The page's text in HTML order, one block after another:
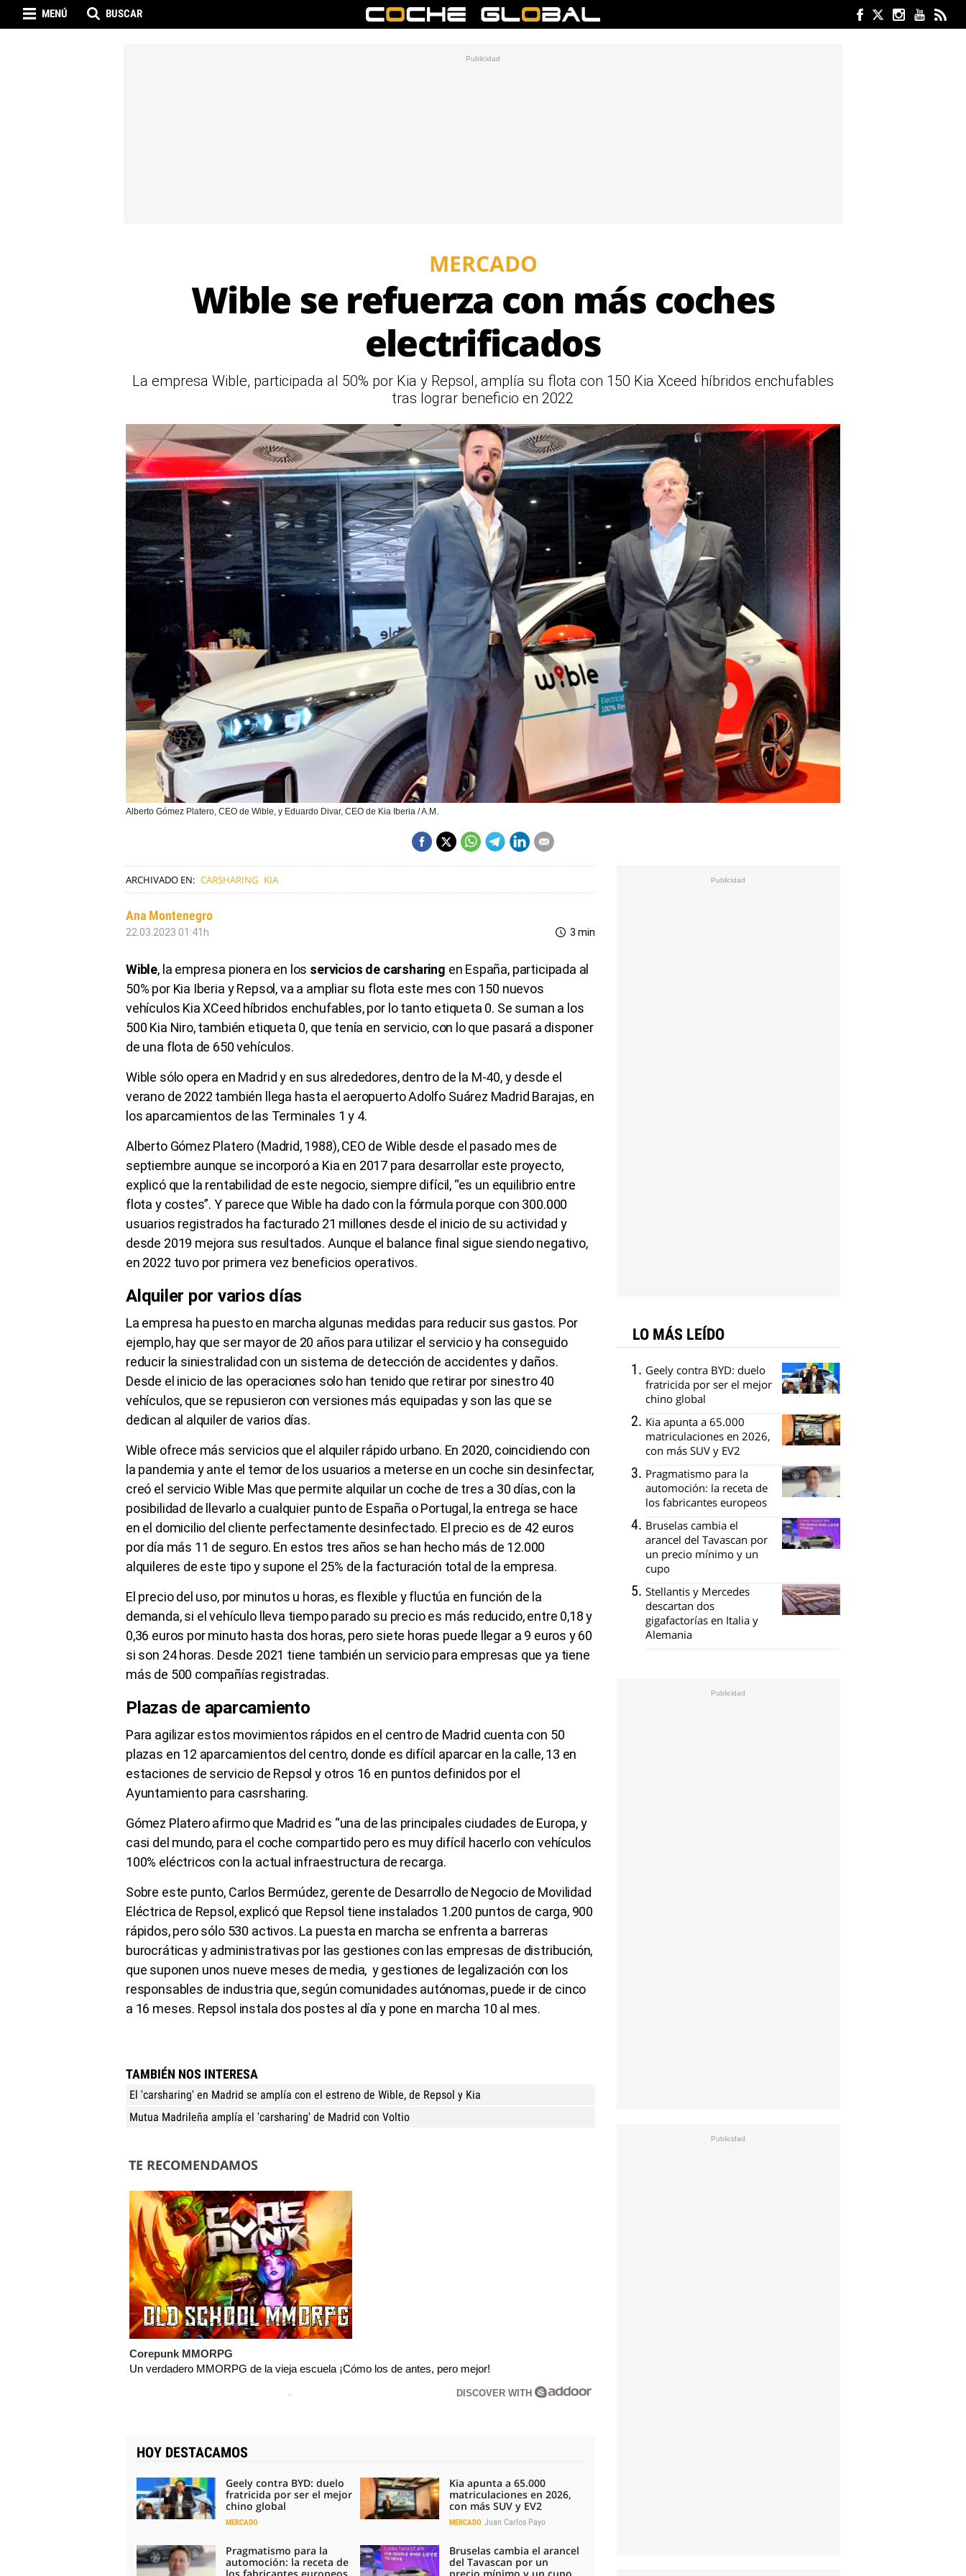
MENÚ BUSCAR
MERCADO
Wible se refuerza con más coches
electrificados
La empresa Wible, participada al 50% por Kia y Repsol, amplía su flota con 150 Kia Xceed híbridos enchufables
tras lograr beneficio en 2022
Alberto Gómez Platero, CEO de Wible, y Eduardo Divar, CEO de Kia Iberia / A.M.
ARCHIVADO EN: CARSHARING KIA
Ana Montenegro
22.03.2023 01:41h 3 min
Wible, la empresa pionera en los servicios de carsharing en España, participada al
50% por Kia Iberia y Repsol, va a ampliar su flota este mes con 150 nuevos
vehículos Kia XCeed híbridos enchufables, por lo tanto etiqueta 0. Se suman a los
500 Kia Niro, también etiqueta 0, que tenía en servicio, con lo que pasará a disponer
de una flota de 650 vehículos.
Wible sólo opera en Madrid y en sus alrededores, dentro de la M-40, y desde el
verano de 2022 también llega hasta el aeropuerto Adolfo Suárez Madrid Barajas, en
los aparcamientos de las Terminales 1 y 4.
Alberto Gómez Platero (Madrid, 1988), CEO de Wible desde el pasado mes de
septiembre aunque se incorporó a Kia en 2017 para desarrollar este proyecto,
explicó que la rentabilidad de este negocio, siempre difícil, “es un equilibrio entre
flota y costes”. Y parece que Wible ha dado con la fórmula porque con 300.000
usuarios registrados ha facturado 21 millones desde el inicio de su actividad y
desde 2019 mejora sus resultados. Aunque el balance final sigue siendo negativo,
en 2022 tuvo por primera vez beneficios operativos.
Alquiler por varios días
La empresa ha puesto en marcha algunas medidas para reducir sus gastos. Por
ejemplo, hay que ser mayor de 20 años para utilizar el servicio y ha conseguido
reducir la siniestralidad con un sistema de detección de accidentes y daños.
Desde el inicio de las operaciones solo han tenido que retirar por sinestro 40
vehículos, que se repusieron con versiones más equipadas y son las que se
dedican al alquiler de varios días.
Wible ofrece más servicios que el alquiler rápido urbano. En 2020, coincidiendo con
la pandemia y ante el temor de los usuarios a meterse en un coche sin desinfectar,
creó el servicio Wible Mas que permite alquilar un coche de tres a 30 días, con la
posibilidad de llevarlo a cualquier punto de España o Portugal, la entrega se hace
en el domicilio del cliente perfectamente desinfectado. El precio es de 42 euros
por día más 11 de seguro. En estos tres años se han hecho más de 12.000
alquileres de este tipo y supone el 25% de la facturación total de la empresa.
El precio del uso, por minutos u horas, es flexible y fluctúa en función de la
demanda, si el vehículo lleva tiempo parado su precio es más reducido, entre 0,18 y
0,36 euros por minuto hasta dos horas, pero siete horas puede llegar a 9 euros y 60
si son 24 horas. Desde 2021 tiene también un servicio para empresas que ya tiene
más de 500 compañías registradas.
Plazas de aparcamiento
Para agilizar estos movimientos rápidos en el centro de Madrid cuenta con 50
plazas en 12 aparcamientos del centro, donde es difícil aparcar en la calle, 13 en
estaciones de servicio de Repsol y otros 16 en puntos definidos por el
Ayuntamiento para casrsharing.
Gómez Platero afirmo que Madrid es “una de las principales ciudades de Europa, y
casi del mundo, para el coche compartido pero es muy difícil hacerlo con vehículos
100% eléctricos con la actual infraestructura de recarga.
Sobre este punto, Carlos Bermúdez, gerente de Desarrollo de Negocio de Movilidad
Eléctrica de Repsol, explicó que Repsol tiene instalados 1.200 puntos de carga, 900
rápidos, pero sólo 530 activos. La puesta en marcha se enfrenta a barreras
burocráticas y administrativas por las gestiones con las empresas de distribución,
que suponen unos nueve meses de media, y gestiones de legalización con los
responsables de industria que, según comunidades autónomas, puede ir de cinco
a 16 meses. Repsol instala dos postes al día y pone en marcha 10 al mes.
TAMBIÉN NOS INTERESA
El 'carsharing' en Madrid se amplía con el estreno de Wible, de Repsol y Kia
Mutua Madrileña amplía el 'carsharing' de Madrid con Voltio
TE RECOMENDAMOS
Corepunk MMORPG
Un verdadero MMORPG de la vieja escuela ¡Cómo los de antes, pero mejor!
DISCOVER WITH
HOY DESTACAMOS
Geely contra BYD: duelo
fratricida por ser el mejor
chino global
MERCADO
Kia apunta a 65.000
matriculaciones en 2026,
con más SUV y EV2
MERCADO Juan Carlos Payo
Pragmatismo para la
automoción: la receta de
Bruselas cambia el arancel
del Tavascan por un
LO MÁS LEÍDO
Geely contra BYD: duelo
fratricida por ser el mejor
chino global
Kia apunta a 65.000
matriculaciones en 2026,
con más SUV y EV2
Pragmatismo para la
automoción: la receta de
los fabricantes europeos
Bruselas cambia el
arancel del Tavascan por
un precio mínimo y un
cupo
Stellantis y Mercedes
descartan dos
gigafactorías en Italia y
Alemania